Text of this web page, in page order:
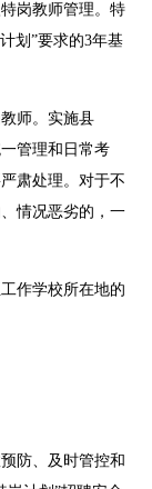
岗教师管理。特
划”要求的3年基
师。实施县
管理和日常考
肃处理。对于不
情况恶劣的，一
作学校所在地的
防、及时管控和